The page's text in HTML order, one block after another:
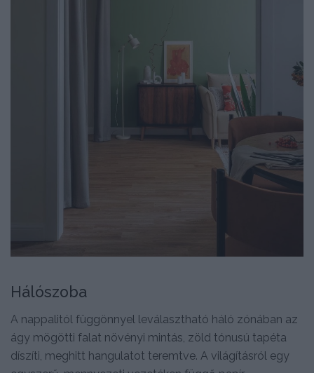
Hálószoba
A nappalitól függönnyel leválasztható háló zónában az
ágy mögötti falat növényi mintás, zöld tónusú tapéta
díszíti, meghitt hangulatot teremtve. A világításról egy